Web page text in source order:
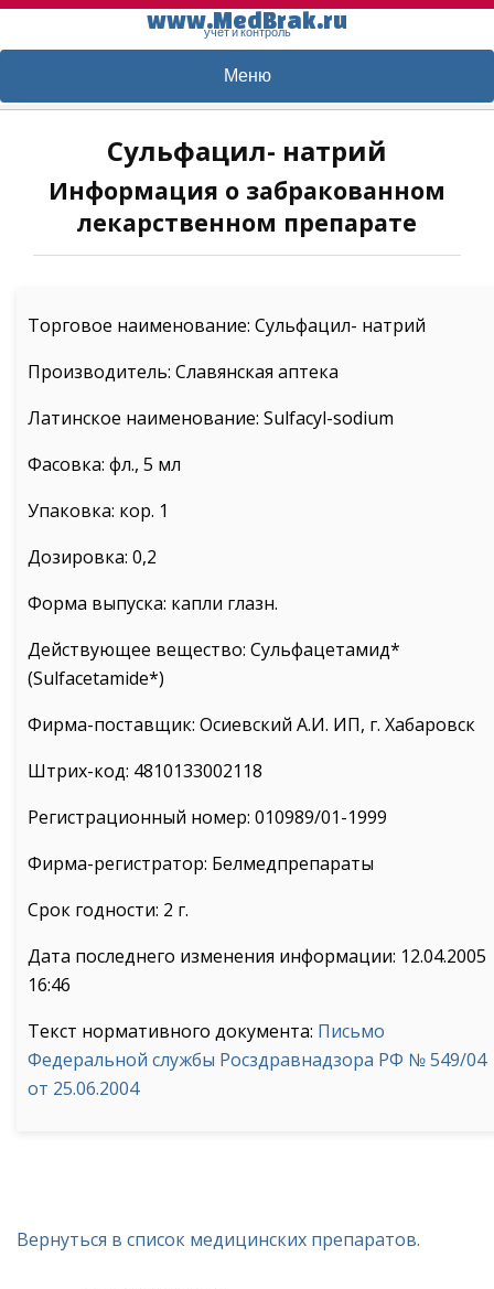
www.MedBrak.ru
учет и контроль
Меню
Сульфацил- натрий
Информация о забракованном
лекарственном препарате
Торговое наименование: Сульфацил- натрий
Производитель: Славянская аптека
Латинское наименование: Sulfacyl-sodium
Фасовка: фл., 5 мл
Упаковка: кор. 1
Дозировка: 0,2
Форма выпуска: капли глазн.
Действующее вещество: Сульфацетамид*
(Sulfacetamide*)
Фирма-поставщик: Осиевский А.И. ИП, г. Хабаровск
Штрих-код: 4810133002118
Регистрационный номер: 010989/01-1999
Фирма-регистратор: Белмедпрепараты
Срок годности: 2 г.
Дата последнего изменения информации: 12.04.2005
16:46
Текст нормативного документа: Письмо
Федеральной службы Росздравнадзора РФ № 549/04
от 25.06.2004
Вернуться в список медицинских препаратов.